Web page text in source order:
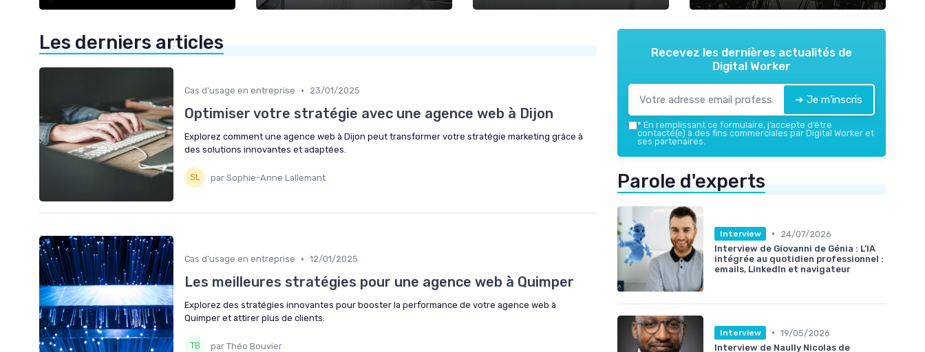
Les derniers articles
Cas d'usage en entreprise • 23/01/2025
Optimiser votre stratégie avec une agence web à Dijon
Explorez comment une agence web à Dijon peut transformer votre stratégie marketing grâce à
des solutions innovantes et adaptées.
par Sophie-Anne Lallemant
Cas d'usage en entreprise • 12/01/2025
Les meilleures stratégies pour une agence web à Quimper
Explorez des stratégies innovantes pour booster la performance de votre agence web à
Quimper et attirer plus de clients.
par Théo Bouvier
Recevez les dernières actualités de
Digital Worker
➔ Je m'inscris
* En remplissant ce formulaire, j’accepte d’être
contacté(e) à des fins commerciales par Digital Worker et
ses partenaires.
Parole d'experts
Interview •
24/07/2026
Interview de Giovanni de Génia : L’IA
intégrée au quotidien professionnel :
emails, LinkedIn et navigateur
Interview • 19/05/2026
Interview de Naully Nicolas de